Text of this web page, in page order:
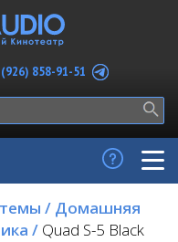
858-91-51
/ Домашняя
/ Quad S-5 Black